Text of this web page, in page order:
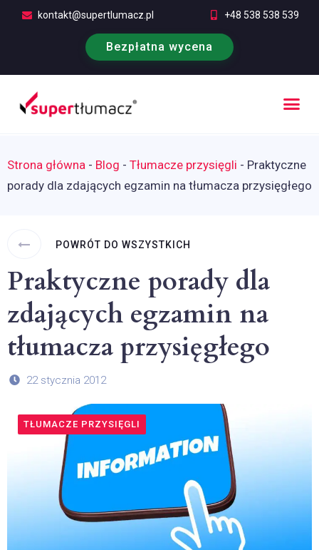
kontakt@supertlumacz.pl +48 538 538 539
Bezpłatna wycena
Strona główna - Blog - Tłumacze przysięgli - Praktyczne
porady dla zdających egzamin na tłumacza przysięgłego
POWRÓT DO WSZYSTKICH
Praktyczne porady dla
zdających egzamin na
tłumacza przysięgłego
22 stycznia 2012
TŁUMACZE PRZYSIĘGLI